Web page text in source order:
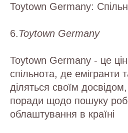
Toytown Germany:
6.Toytown Germany
Toytown Germany - це
спільнота, де емігранти
діляться своїм
поради щодо пошуку
облаштування в країні